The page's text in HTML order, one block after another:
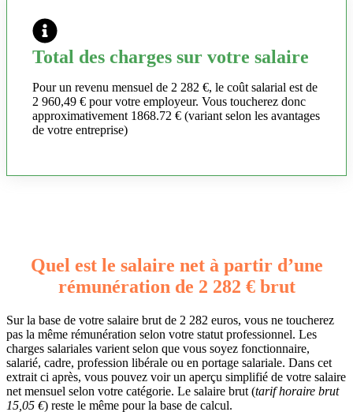
Total des charges sur votre salaire
Pour un revenu mensuel de 2 282 €, le coût salarial est de
2 960,49 € pour votre employeur. Vous toucherez donc
approximativement 1868.72 € (variant selon les avantages
de votre entreprise)
Quel est le salaire net à partir d’une
rémunération de 2 282 € brut
Sur la base de votre salaire brut de 2 282 euros, vous ne toucherez
pas la même rémunération selon votre statut professionnel. Les
charges salariales varient selon que vous soyez fonctionnaire,
salarié, cadre, profession libérale ou en portage salariale. Dans cet
extrait ci après, vous pouvez voir un aperçu simplifié de votre salaire
net mensuel selon votre catégorie. Le salaire brut (tarif horaire brut
15,05 €) reste le même pour la base de calcul.